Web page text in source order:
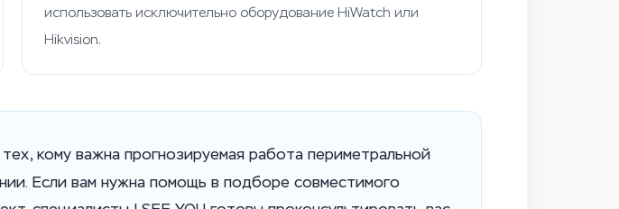
использовать исключительно оборудование HiWatch или
Hikvision.
кому важна прогнозируемая работа периметральной
Если вам нужна помощь в подборе совместимого